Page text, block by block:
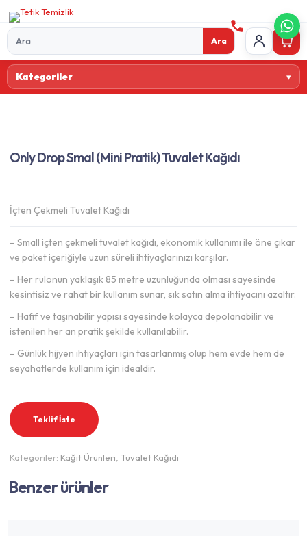
Ürün
ara
Ara
Kategoriler
Only Drop Smal (Mini Pratik) Tuvalet Kağıdı
İçten Çekmeli Tuvalet Kağıdı
– Small içten çekmeli tuvalet kağıdı, ekonomik kullanımı ile öne çıkar
ve paket içeriğiyle uzun süreli ihtiyaçlarınızı karşılar.
– Her rulonun yaklaşık 85 metre uzunluğunda olması sayesinde
kesintisiz ve rahat bir kullanım sunar, sık satın alma ihtiyacını azaltır.
– Hafif ve taşınabilir yapısı sayesinde kolayca depolanabilir ve
istenilen her an pratik şekilde kullanılabilir.
– Günlük hijyen ihtiyaçları için tasarlanmış olup hem evde hem de
seyahatlerde kullanım için idealdir.
Teklif İste
Kategoriler: Kağıt Ürünleri Tuvalet Kağıdı
Benzer ürünler